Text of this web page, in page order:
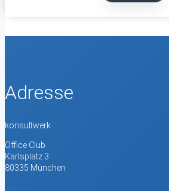
Adresse
konsultwerk
Office Club
Karlsplatz 3
80335 München